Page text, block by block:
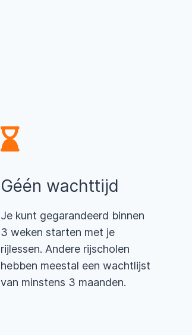
Géén wachttijd
Je kunt gegarandeerd binnen
3 weken starten met je
rijlessen. Andere rijscholen
hebben meestal een wachtlijst
van minstens 3 maanden.